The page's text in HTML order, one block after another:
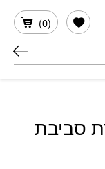
(
0
)
הרשימה שלי
סביבת